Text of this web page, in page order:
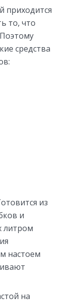
приходится
то, что
средства
из
и
литром
настоем
на